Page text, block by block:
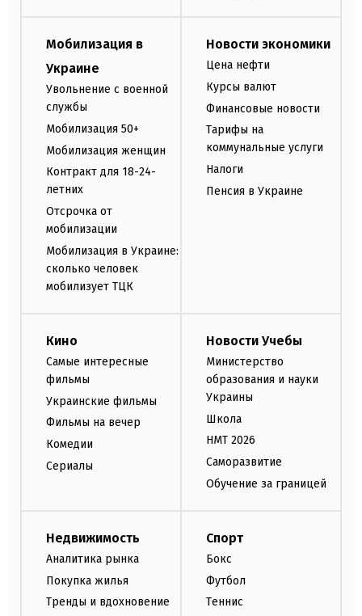
Мобилизация в
Украине
Увольнение с военной
службы
Мобилизация 50+
Мобилизация женщин
Контракт для 18-24-
летних
Отсрочка от
мобилизации
Мобилизация в Украине:
сколько человек
мобилизует ТЦК
Новости экономики
Цена нефти
Курсы валют
Финансовые новости
Тарифы на
коммунальные услуги
Налоги
Пенсия в Украине
Кино
Самые интересные
фильмы
Украинские фильмы
Фильмы на вечер
Комедии
Сериалы
Новости Учебы
Министерство
образования и науки
Украины
Школа
НМТ 2026
Саморазвитие
Обучение за границей
Недвижимость
Аналитика рынка
Покупка жилья
Тренды и вдохновение
Спорт
Бокс
Футбол
Теннис